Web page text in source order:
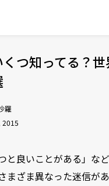
くつ知ってる？
羅
2015
と良いことがある」な
まざま異なった迷信が